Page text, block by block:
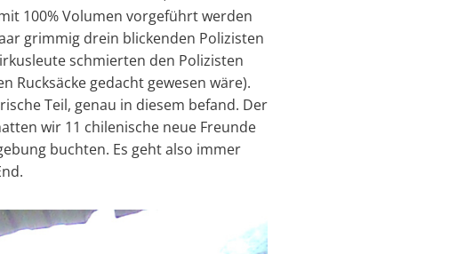
100% Volumen vorgeführt werden
grimmig drein blickenden Polizisten
schmierten den Polizisten
gedacht gewesen wäre).
Teil, genau in diesem befand. Der
wir 11 chilenische neue Freunde
buchten. Es geht also immer